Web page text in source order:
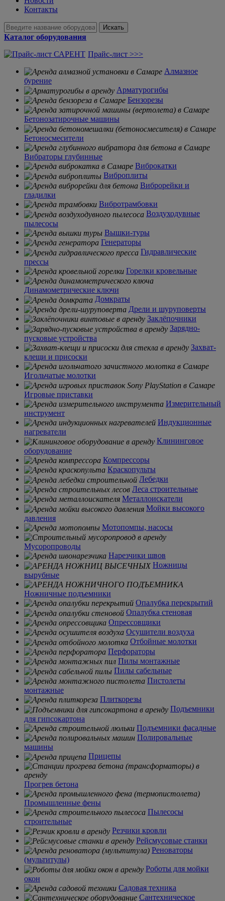
Контакты
Искать
Каталог оборудования
Прайс-лист >>>
Алмазное
бурение
Арматурогибы
Бензорезы
Бетонозатирочные машины
Бетоносмесители
Вибраторы глубинные
Виброкатки
Виброплиты
Виброрейки и
гладилки
Вибротрамбовки
Воздуходувные
пылесосы
Вышки-туры
Генераторы
Гидравлические
прессы
Горелки кровельные
Динамометрические ключи
Домкраты
Дрели и шуруповерты
Заклёпочники
Зарядно-
пусковые устройства
Захват-
клещи и присоски
Игольчатые молотки
Игровые приставки
Измерительный
инструмент
Индукционные
нагреватели
Клининговое
оборудование
Компрессоры
Краскопульты
Лебедки
Леса строительные
Металлоискатели
Мойки высокого
давления
Мотопомпы, насосы
Мусоропроводы
Нарезчики швов
Ножницы
вырубные
Ножничные подъемники
Опалубка перекрытий
Опалубка стеновая
Опрессовщики
Осушители воздуха
Отбойные молотки
Перфораторы
Пилы монтажные
Пилы сабельные
Пистолеты
монтажные
Плиткорезы
Подъемники
для гипсокартона
Подъемники фасадные
Полировальные
машины
Прицепы
Прогрев бетона
Промышленные фены
Пылесосы
строительные
Резчики кровли
Рейсмусовые станки
Реноваторы
(мультитулы)
Роботы для мойки
окон
Садовая техника
Сантехническое